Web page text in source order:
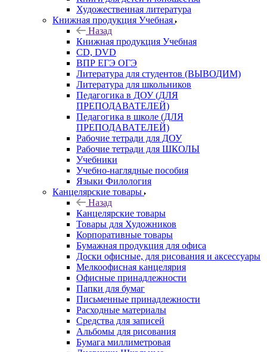
Художественная литература
Книжная продукция Учебная
Назад
Книжная продукция Учебная
CD, DVD
ВПР ЕГЭ ОГЭ
Литература для студентов (ВЫВОДИМ)
Литература для школьников
Педагогика в ДОУ (ДЛЯ
ПРЕПОДАВАТЕЛЕЙ)
Педагогика в школе (ДЛЯ
ПРЕПОДАВАТЕЛЕЙ)
Рабочие тетради для ДОУ
Рабочие тетради для ШКОЛЫ
Учебники
Учебно-наглядные пособия
Языки Филология
Канцелярские товары
Назад
Канцелярские товары
Товары для Художников
Корпоративные товары
Бумажная продукция для офиса
Доски офисные, для рисования и аксессуары
Мелкоофисная канцелярия
Офисные принадлежности
Папки для бумаг
Письменные принадлежности
Расходные материалы
Средства для записей
Альбомы для рисования
Бумага миллиметровая